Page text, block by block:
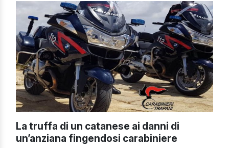
La truffa di un catanese ai danni di
un’anziana fingendosi carabiniere